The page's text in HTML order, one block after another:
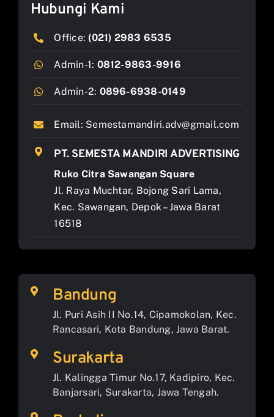
Hubungi Kami
Office: (021) 2983 6535
Admin-1: 0812-9863-9916
Admin-2: 0896-6938-0149
Email: Semestamandiri.adv@gmail.com
PT. SEMESTA MANDIRI ADVERTISING
Ruko Citra Sawangan Square
Jl. Raya Muchtar, Bojong Sari Lama,
Kec. Sawangan, Depok – Jawa Barat
16518
Bandung
Jl. Puri Asih II No.14, Cipamokolan, Kec.
Rancasari, Kota Bandung, Jawa Barat.
Surakarta
Jl. Kalingga Timur No.17, Kadipiro, Kec.
Banjarsari, Surakarta, Jawa Tengah.